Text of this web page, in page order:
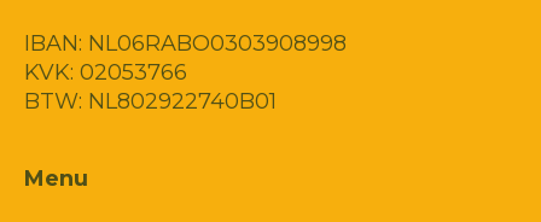
IBAN: NL06RABO0303908998
KVK: 02053766
BTW: NL802922740B01
Menu